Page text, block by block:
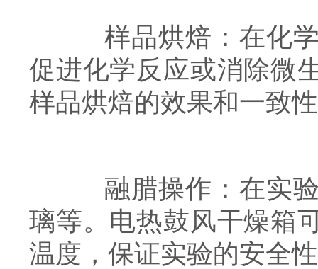
样品烘焙：在化学
促进化学反应或消除微
样品烘焙的效果和一致
融腊操作：在实验
璃等。电热鼓风干燥箱
温度，保证实验的安全